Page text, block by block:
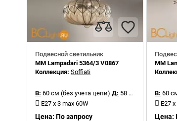
Подвесной светильник
MM Lampadari 5364/3 V0867
Коллекция: Soffiati
В: 60 см (без учета цепи) Д: 58 см
E27 x 3 max 60W
Цена: По запросу
MM
В: 60
E27
Цена: